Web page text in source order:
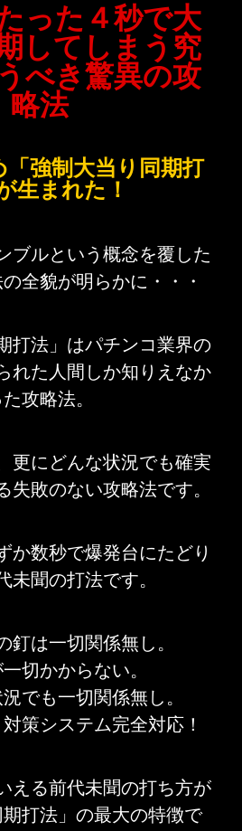
った４秒で大
してしまう究
べき驚異の攻
略法
強制大当り同期打
生まれた！
ブルという概念を覆した
全貌が明らかに・・・
打法」はパチンコ業界の
れた人間しか知りえなか
た攻略法。
更にどんな状況でも確実
失敗のない攻略法です。
か数秒で爆発台にたどり
未聞の打法です。
釘は一切関係無し。
切かからない。
でも一切関係無し。
策システム完全対応！
える前代未聞の打ち方が
期打法」の最大の特徴で